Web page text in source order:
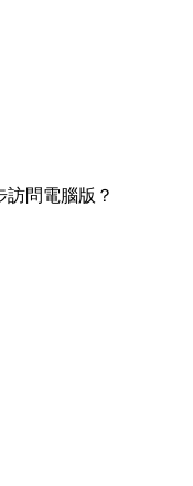
問電腦版？